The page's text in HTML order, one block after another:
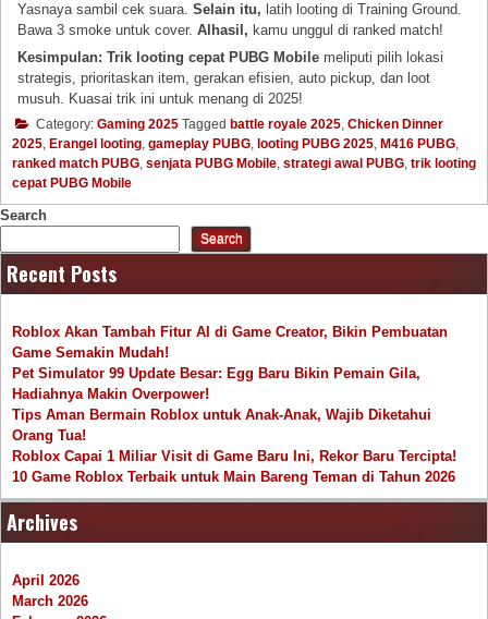
Yasnaya sambil cek suara.Selain itu, latih looting di Training Ground.
Bawa 3 smoke untuk cover.Alhasil, kamu unggul di ranked match!
Kesimpulan: Trik looting cepat PUBG Mobile meliputi pilih lokasi
strategis, prioritaskan item, gerakan efisien, auto pickup, dan loot
musuh. Kuasai trik ini untuk menang di 2025!
Category: Gaming 2025 Tagged battle royale 2025 Chicken Dinner
2025 Erangel looting gameplay PUBG looting PUBG 2025 M416 PUBG
ranked match PUBG senjata PUBG Mobile strategi awal PUBG trik looting
cepat PUBG Mobile
Search
Search
Recent Posts
Roblox Akan Tambah Fitur AI di Game Creator, Bikin Pembuatan
Game Semakin Mudah!
Pet Simulator 99 Update Besar: Egg Baru Bikin Pemain Gila,
Hadiahnya Makin Overpower!
Tips Aman Bermain Roblox untuk Anak-Anak, Wajib Diketahui
Orang Tua!
Roblox Capai 1 Miliar Visit di Game Baru Ini, Rekor Baru Tercipta!
10 Game Roblox Terbaik untuk Main Bareng Teman di Tahun 2026
Archives
April 2026
March 2026